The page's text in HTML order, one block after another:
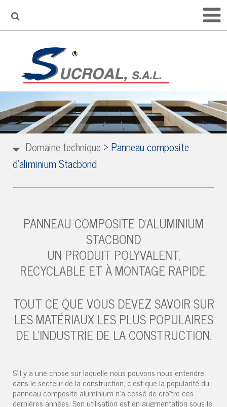
Domaine technique> Panneau composite
d'aliminium Stacbond
PANNEAU COMPOSITE D'ALUMINIUM
STACBOND
UN PRODUIT POLYVALENT,
RECYCLABLE ET À MONTAGE RAPIDE.
TOUT CE QUE VOUS DEVEZ SAVOIR SUR
LES MATÉRIAUX LES PLUS POPULAIRES
DE L'INDUSTRIE DE LA CONSTRUCTION.
S'il y a une chose sur laquelle nous pouvons nous entendre
dans le secteur de la construction, c'est que la popularité du
panneau composite aluminium n'a cessé de croître ces
dernières années. Son utilisation est en augmentation sous le